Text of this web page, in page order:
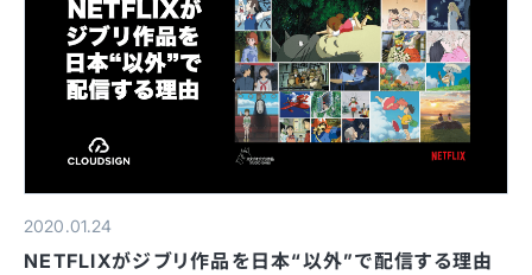
2020.01.24
NETFLIXがジブリ作品を日本“以外”で配信する理由